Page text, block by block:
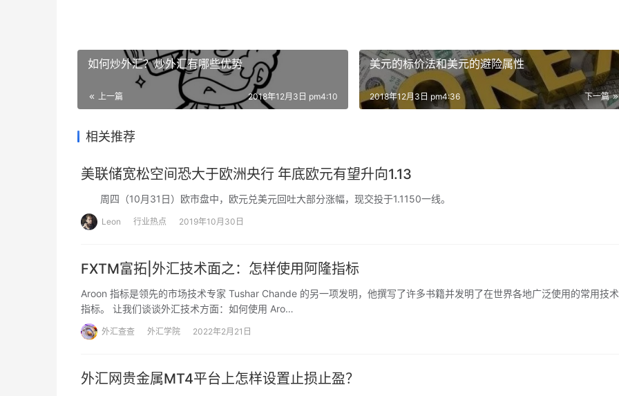
如何炒外汇？炒外汇有哪些优势
上一篇 2018年12月3日 pm4:10
美元的标价法和美元的避险属性
下一篇
2018年12月3日 pm4:36
相关推荐
美联储宽松空间恐大于欧洲央行 年底欧元有望升向1.13
周四（10月31日）欧市盘中，欧元兑美元回吐大部分涨幅，现交投于1.1150一线。
Leon 行业热点 2019年10月30日
FXTM富拓|外汇技术面之：怎样使用阿隆指标
Aroon 指标是领先的市场技术专家 Tushar Chande 的另一项发明，他撰写了许多书籍并发明了在世界各地广泛使用的常用技术
指标。 让我们谈谈外汇技术方面：如何使用 Aro…
外汇查查 外汇学院 2022年2月21日
外汇网贵金属MT4平台上怎样设置止损止盈？